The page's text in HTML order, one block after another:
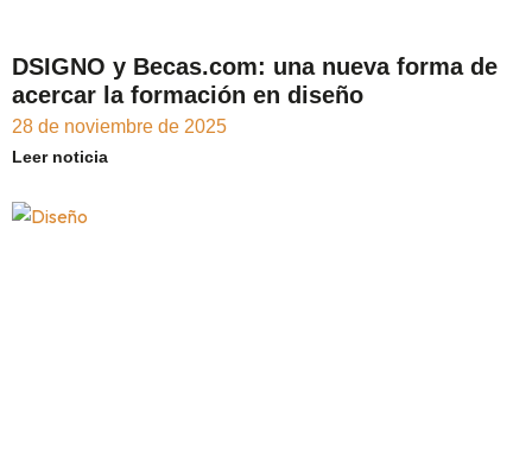
DSIGNO y Becas.com: una nueva forma de
acercar la formación en diseño
28 de noviembre de 2025
Leer noticia